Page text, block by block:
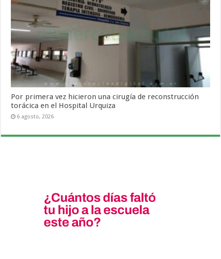
Por primera vez hicieron una cirugía de reconstrucción
torácica en el Hospital Urquiza
6 agosto, 2026